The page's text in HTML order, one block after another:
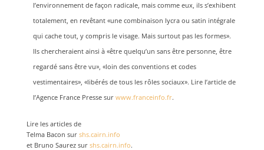
l’environnement de façon radicale, mais comme eux, ils s’exhibent
totalement, en revêtant «une combinaison lycra ou satin intégrale
qui cache tout, y compris le visage. Mais surtout pas les formes».
Ils chercheraient ainsi à «être quelqu’un sans être personne, être
regardé sans être vu», «loin des conventions et codes
vestimentaires», «libérés de tous les rôles sociaux». Lire l’article de
l’Agence France Presse sur www.franceinfo.fr.
Lire les articles de
Telma Bacon sur shs.cairn.info
et Bruno Saurez sur shs.cairn.info.